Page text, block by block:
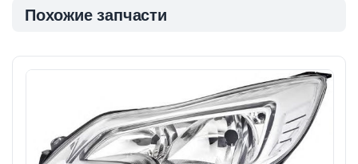
Похожие запчасти